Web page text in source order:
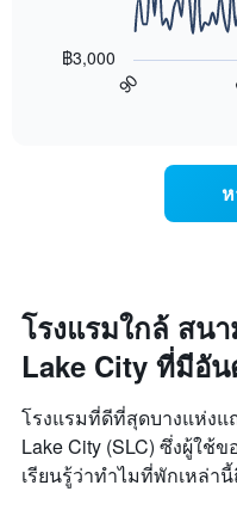
แกน
ดง
เฉลี่ย
ห้อง
พัก
วัน
ที่
เข้า
แผนภูมิ
มี
แกน
90
฿3,000
โรงแรมใกล้ สน
Lake City ที่มีอั
โรงแรมที่ดีที่สุดบางแห่ง
Lake City (SLC) ซึ่งผู้ใช้
เรียนรู้ว่าทำไมที่พักเหล่า